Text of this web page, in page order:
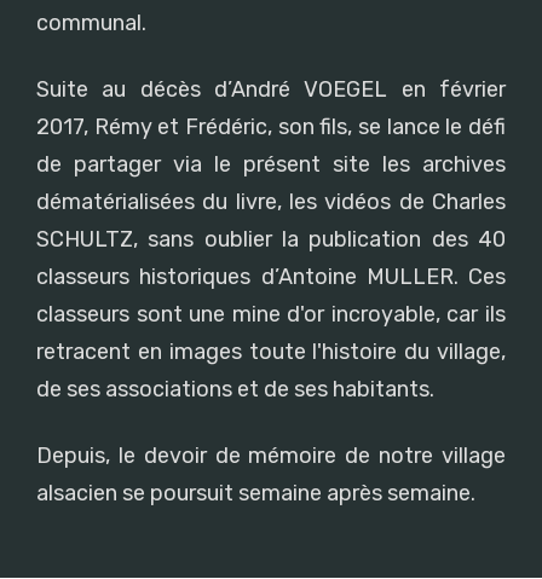
communal.
Suite au décès d’André VOEGEL en février
2017, Rémy et Frédéric, son fils, se lance le défi
de partager via le présent site les archives
dématérialisées du livre, les vidéos de Charles
SCHULTZ, sans oublier la publication des 40
classeurs historiques d’Antoine MULLER. Ces
classeurs sont une mine d'or incroyable, car ils
retracent en images toute l'histoire du village,
de ses associations et de ses habitants.
Depuis, le devoir de mémoire de notre village
alsacien se poursuit semaine après semaine.